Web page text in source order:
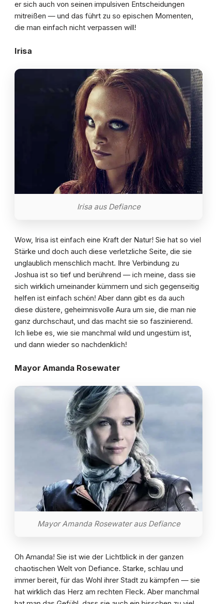
er sich auch von seinen impulsiven Entscheidungen
mitreißen — und das führt zu so epischen Momenten,
die man einfach nicht verpassen will!
Irisa
Irisa aus Defiance
Wow, Irisa ist einfach eine Kraft der Natur! Sie hat so viel
Stärke und doch auch diese verletzliche Seite, die sie
unglaublich menschlich macht. Ihre Verbindung zu
Joshua ist so tief und berührend — ich meine, dass sie
sich wirklich umeinander kümmern und sich gegenseitig
helfen ist einfach schön! Aber dann gibt es da auch
diese düstere, geheimnisvolle Aura um sie, die man nie
ganz durchschaut, und das macht sie so faszinierend.
Ich liebe es, wie sie manchmal wild und ungestüm ist,
und dann wieder so nachdenklich!
Mayor Amanda Rosewater
Mayor Amanda Rosewater aus Defiance
Oh Amanda! Sie ist wie der Lichtblick in der ganzen
chaotischen Welt von Defiance. Starke, schlau und
immer bereit, für das Wohl ihrer Stadt zu kämpfen — sie
hat wirklich das Herz am rechten Fleck. Aber manchmal